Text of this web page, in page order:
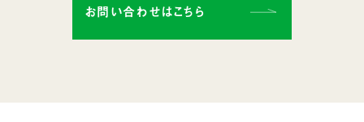
お問い合わせはこちら